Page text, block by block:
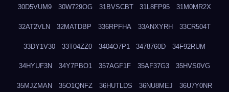
30D5VUM9 30W729OG 31BVSCBT 31L8FP95 31M0MR2X
32AT2VLN 32MATDBP 336RPFHA 33ANXYRH 33CR504T
33DY1V30 33T04ZZ0 3404O7P1 3478760D 34F92RUM
34HYUF3N 34Y7PBO1 357AGF1F 35AF37G3 35HVS0VG
35MJZMAN 35O1QNFZ 36HUTLDS 36NU8MEJ 36U7Y0NR